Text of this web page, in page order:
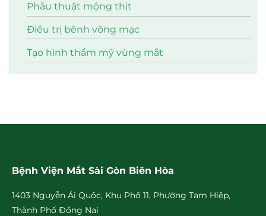
Phẫu thuật mộng thịt
Điều trị bênh võng mạc
Tạo hình thẩm mỹ vùng mắt
Bệnh Viện Mắt Sài Gòn Biên Hòa
1403 Nguyễn Ái Quốc, Khu Phố 11, Phường Tam Hiệp,
Thành Phố Đồng Nai